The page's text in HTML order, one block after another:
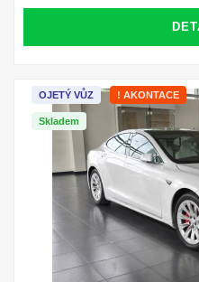
OJETÝ VŮZ ! AKONTACE
Skladem